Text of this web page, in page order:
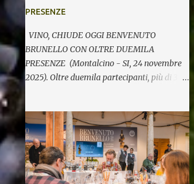
PRESENZE
VINO, CHIUDE OGGI BENVENUTO
BRUNELLO CON OLTRE DUEMILA
PRESENZE (Montalcino - SI, 24 novembre
2025). Oltre duemila partecipanti, più di 370
edizione di Benvenuto Brunello, l’annuale
evento di presentazione delle nuove annate
del principe dei rossi toscani a cura del
Consorzio del vino Brunello di Montalcino.
In assaggio nei calici, il millesimo 2021, la